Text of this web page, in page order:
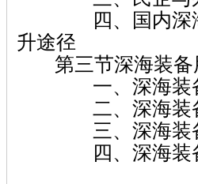
四、国内深海装
升途径
第三节深海装备
一、深海装备
二、深海装备
三、深海装备
四、深海装备